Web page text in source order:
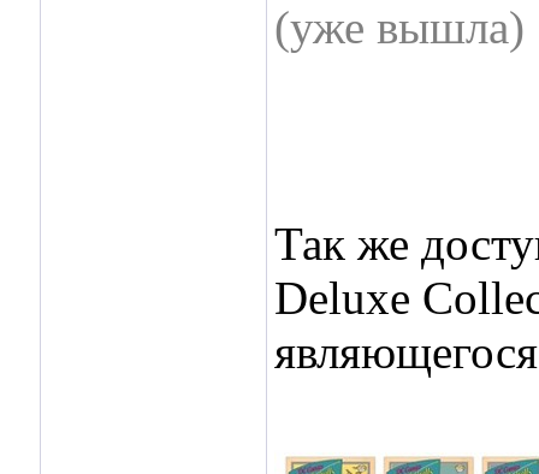
(уже вышла)
Так же
Deluxe